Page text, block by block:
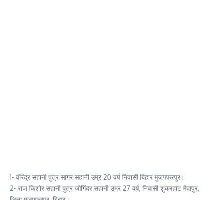
1- वीरेंद्र सहानी पुत्र सागर सहानी उम्र 20 वर्ष निवासी बिहार मुजफ्फरपुर।
2- राज किशोर सहानी पुत्र जोगिंदर सहानी उम्र 27 वर्ष, निवासी शुकरहाट मैदापुर,